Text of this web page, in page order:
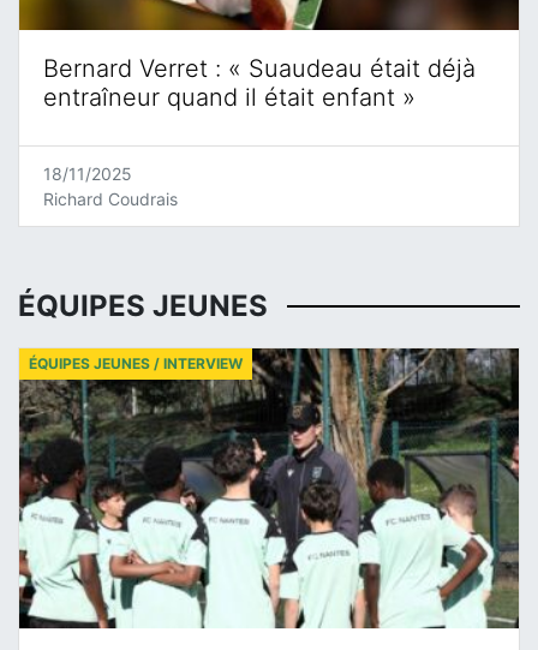
Bernard Verret : « Suaudeau était déjà
entraîneur quand il était enfant »
18/11/2025
Richard Coudrais
ÉQUIPES JEUNES
ÉQUIPES JEUNES / INTERVIEW